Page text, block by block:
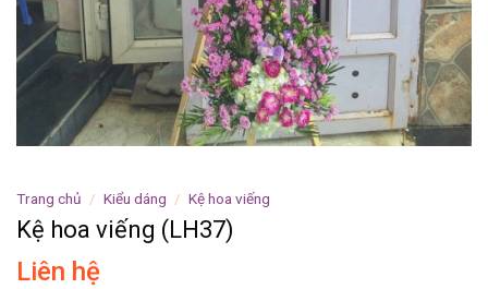
Trang chủ / Kiểu dáng / Kệ hoa viếng
Kệ hoa viếng (LH37)
Liên hệ